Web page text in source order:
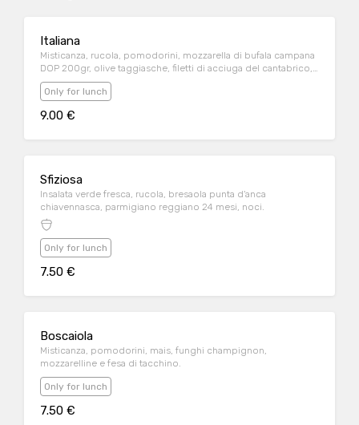
Italiana
Misticanza, rucola, pomodorini, mozzarella di bufala campana
DOP 200gr, olive taggiasche, filetti di acciuga del cantabrico,
capperi e basilico.
Only for lunch
9.00 €
Sfiziosa
Insalata verde fresca, rucola, bresaola punta d'anca
chiavennasca, parmigiano reggiano 24 mesi, noci.
Only for lunch
7.50 €
Boscaiola
Misticanza, pomodorini, mais, funghi champignon,
mozzarelline e fesa di tacchino.
Only for lunch
7.50 €